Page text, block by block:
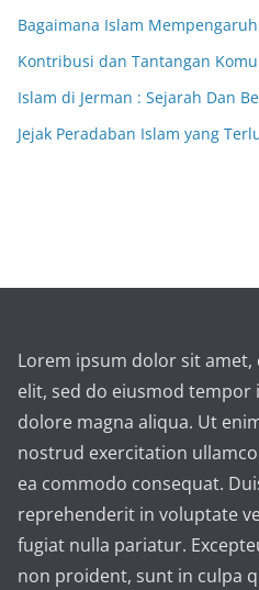
Bagaimana Islam
Kontribusi dan Tantangan
Islam di Jerman : Sejarah Dan
Jejak Peradaban Islam yang
Lorem ipsum dolor sit
elit, sed do eiusmod
dolore magna aliqua. Ut
nostrud exercitation
ea commodo consequat.
reprehenderit in voluptate
fugiat nulla pariatur.
non proident, sunt in culpa